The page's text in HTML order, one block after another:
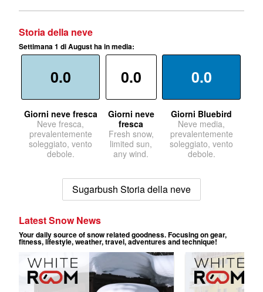
Storia della neve
Settimana 1 di August ha in media:
0.0
Giorni neve fresca
Neve fresca,
prevalentemente
soleggiato, vento
debole.
0.0
Giorni neve
fresca
Fresh snow,
limited sun,
any wind.
0.0
Giorni Bluebird
Neve media,
prevalentemente
soleggiato, vento
debole.
Sugarbush Storia della neve